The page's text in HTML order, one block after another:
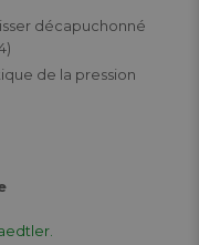
décapuchonné
de la pression